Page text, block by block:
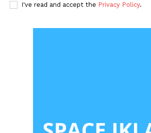
I've read and accept the Privacy Policy.